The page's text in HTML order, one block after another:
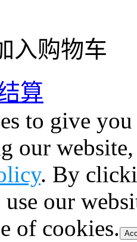
入购物车
算
to give
our
. By
our
of cookies.